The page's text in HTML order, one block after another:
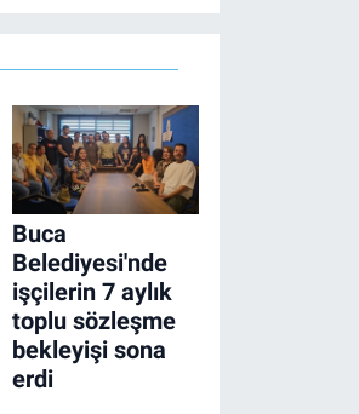
Buca
Belediyesi'nde
işçilerin 7 aylık
toplu sözleşme
bekleyişi sona
erdi